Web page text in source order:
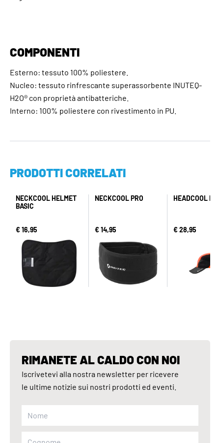
COMPONENTI
Esterno: tessuto 100% poliestere.
Nucleo: tessuto rinfrescante superassorbente INUTEQ-
H2O® con proprietà antibatteriche.
Interno: 100% poliestere con rivestimento in PU.
PRODOTTI CORRELATI
NECKCOOL HELMET
BASIC
€ 16,95
NECKCOOL PRO
€ 14,95
HEADCOOL
€ 28,95
RIMANETE AL CALDO CON NOI
Iscrivetevi alla nostra newsletter per ricevere
le ultime notizie sui nostri prodotti ed eventi.